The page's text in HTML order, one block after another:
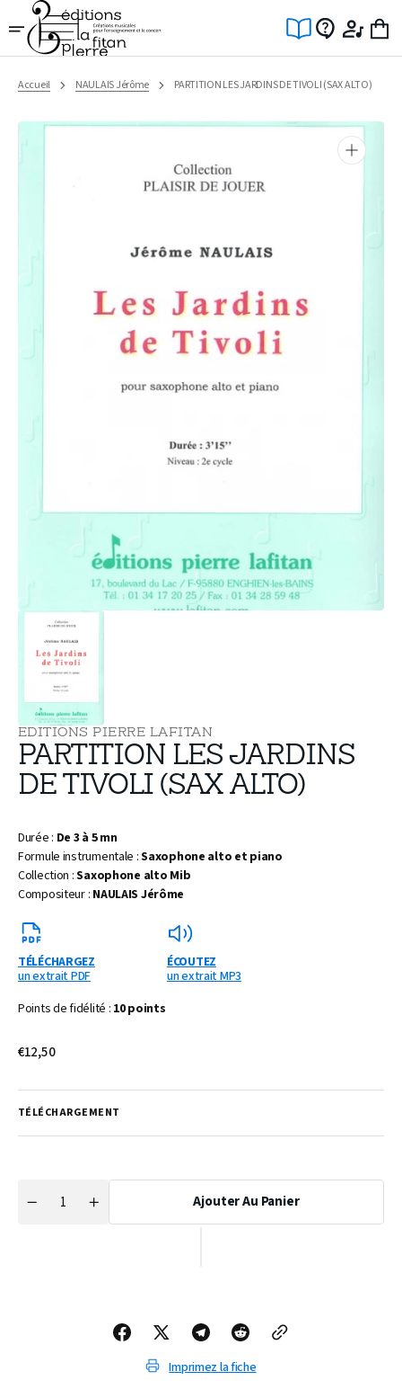
Ignorer
et
passer
au
Accueil NAULAIS Jérôme PARTITION LES JARDINS DE TIVOLI (SAX ALTO)
1
dans
la
vue
EDITIONS PIERRE LAFITAN
PARTITION LES JARDINS
DE TIVOLI (SAX ALTO)
Durée : De 3 à 5 mn
Formule instrumentale :Saxophone alto et piano
Collection :Saxophone alto Mib
Compositeur : NAULAIS Jérôme
TÉLÉCHARGEZ
un extrait PDF
ÉCOUTEZ
un extrait MP3
Points de fidélité : 10 points
Prix
€12,50
TÉLÉCHARGEMENT
Réduire
Quantité
Augmenter
(SAX
ALTO)
Ajouter Au Panier
Imprimez la fiche